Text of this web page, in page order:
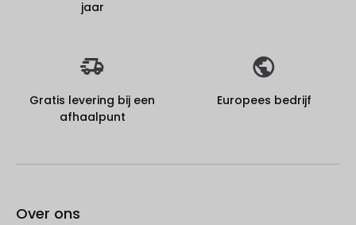
jaar
Gratis levering bij een
afhaalpunt
Europees bedrijf
Over ons